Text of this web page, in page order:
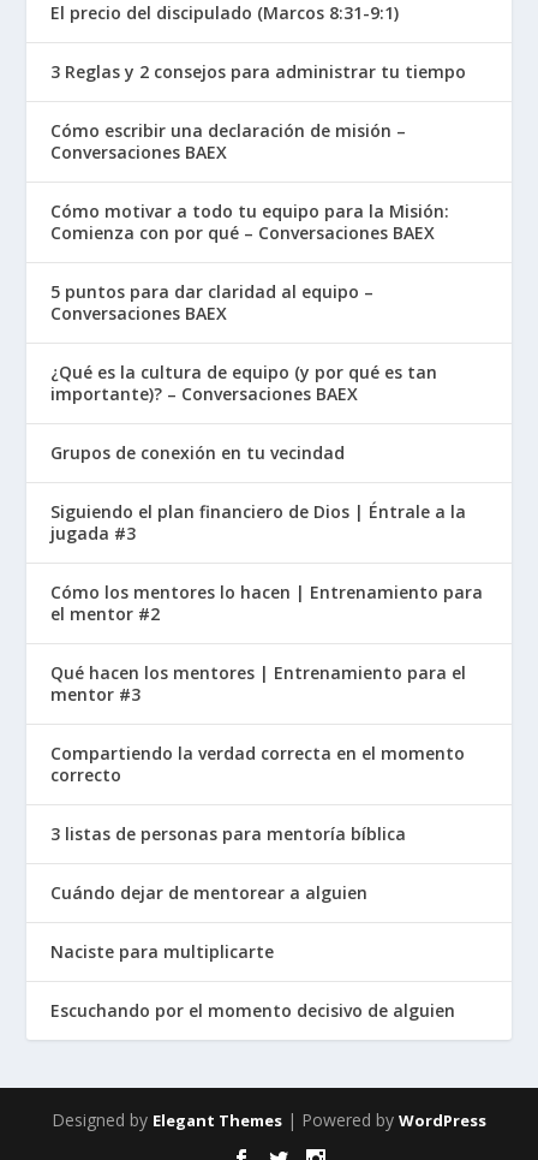
El precio del discipulado (Marcos 8:31-9:1)
3 Reglas y 2 consejos para administrar tu tiempo
Cómo escribir una declaración de misión –
Conversaciones BAEX
Cómo motivar a todo tu equipo para la Misión:
Comienza con por qué – Conversaciones BAEX
5 puntos para dar claridad al equipo –
Conversaciones BAEX
¿Qué es la cultura de equipo (y por qué es tan
importante)? – Conversaciones BAEX
Grupos de conexión en tu vecindad
Siguiendo el plan financiero de Dios | Éntrale a la
jugada #3
Cómo los mentores lo hacen | Entrenamiento para
el mentor #2
Qué hacen los mentores | Entrenamiento para el
mentor #3
Compartiendo la verdad correcta en el momento
correcto
3 listas de personas para mentoría bíblica
Cuándo dejar de mentorear a alguien
Naciste para multiplicarte
Escuchando por el momento decisivo de alguien
Designed by Elegant Themes | Powered by WordPress